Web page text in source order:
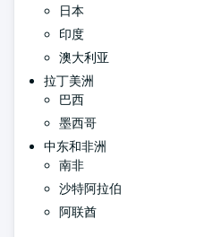
日本
印度
澳大利亚
拉丁美洲
巴西
墨西哥
中东和非洲
南非
沙特阿拉伯
阿联酋